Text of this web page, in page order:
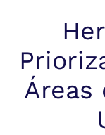
Áreas